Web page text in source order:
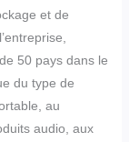
et de
50 pays dans le
du type de
au
audio, aux